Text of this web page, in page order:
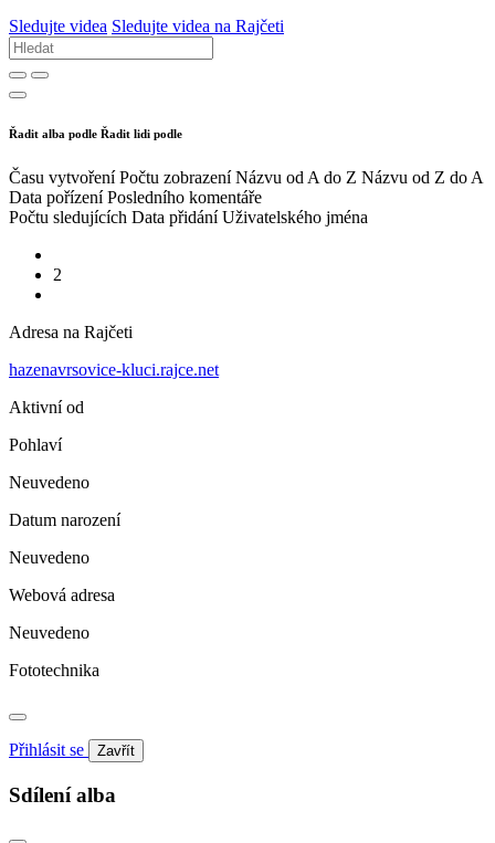
Sledujte videa Sledujte videa na Rajčeti
Řadit alba podle Řadit lidi podle
Času vytvoření Počtu zobrazení Názvu od A do Z Názvu od Z do A
Data pořízení Posledního komentáře
Počtu sledujících Data přidání Uživatelského jména
2
Adresa na Rajčeti
hazenavrsovice-kluci.rajce.net
Aktivní od
Pohlaví
Neuvedeno
Datum narození
Neuvedeno
Webová adresa
Neuvedeno
Fototechnika
Přihlásit se Zavřít
Sdílení alba